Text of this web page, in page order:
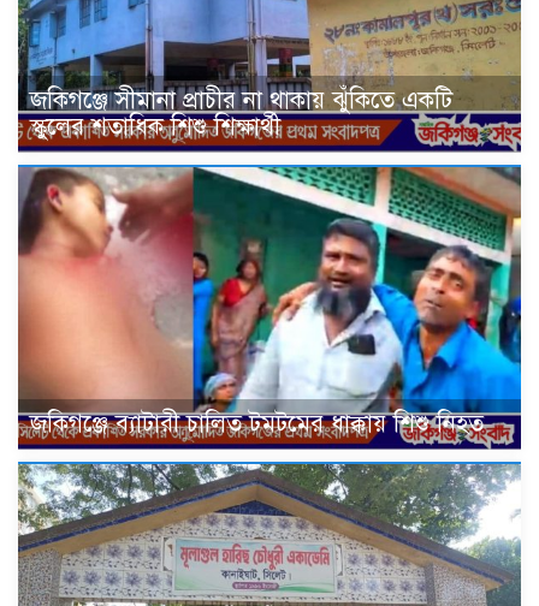
জকিগঞ্জে সীমানা প্রাচীর না থাকায় ঝুঁকিতে একটি
স্কুলের শতাধিক শিশু শিক্ষার্থী
জকিগঞ্জে ব্যাটারী চালিত টমটমের ধাক্কায় শিশু নিহত